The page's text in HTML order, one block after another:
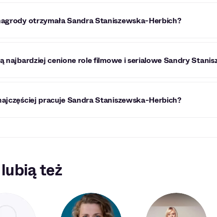
otrzymała Sandra Staniszewska-Herbich?
sztuce "Pływalnia".
najbardziej cenione role filmowe i serialowe Sandry
oraz panny młodej w "Mayday".
pracuje Sandra Staniszewska-Herbich?
też